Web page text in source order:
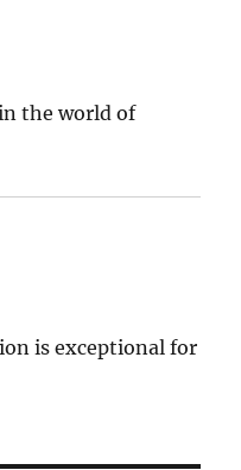
the world of
is exceptional for